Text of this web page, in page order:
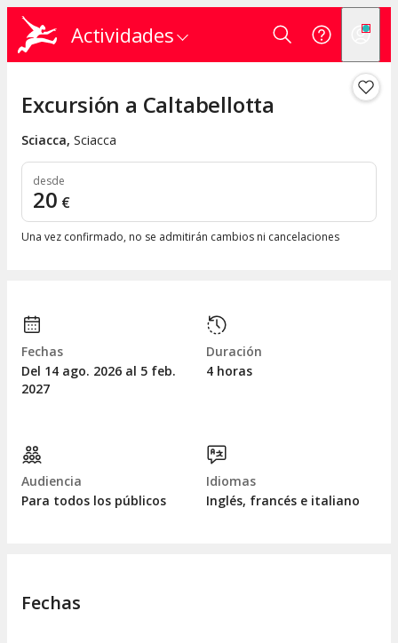
Actividades
Excursión a Caltabellotta
Sciacca, Sciacca
desde
20 €
Una vez confirmado, no se admitirán cambios ni cancelaciones
Fechas
Del 14 ago. 2026 al 5 feb.
2027
Duración
4 horas
Audiencia
Para todos los públicos
Idiomas
Inglés, francés e italiano
Fechas